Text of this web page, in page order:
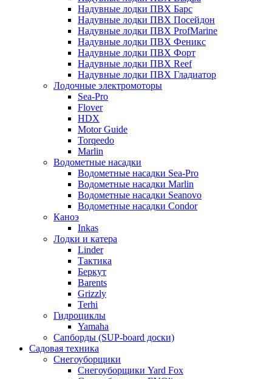
Надувные лодки ПВХ Барс
Надувные лодки ПВХ Посейдон
Надувные лодки ПВХ ProfMarine
Надувные лодки ПВХ Феникс
Надувные лодки ПВХ Форт
Надувные лодки ПВХ Reef
Надувные лодки ПВХ Гладиатор
Лодочные электромоторы
Sea-Pro
Flover
HDX
Motor Guide
Torqeedo
Marlin
Водометные насадки
Водометные насадки Sea-Pro
Водометные насадки Marlin
Водометные насадки Seanovo
Водометные насадки Condor
Каноэ
Inkas
Лодки и катера
Linder
Тактика
Беркут
Barents
Grizzly
Terhi
Гидроциклы
Yamaha
Сапборды (SUP-board доски)
Садовая техника
Снегоуборщики
Снегоуборщики Yard Fox